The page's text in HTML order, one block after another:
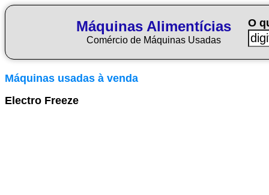
Máquinas Alimentícias
Comércio de Máquinas Usadas
O
Máquinas usadas à venda
Electro Freeze